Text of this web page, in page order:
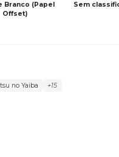
Branco (Papel
Offset)
Sem
no Yaiba +15